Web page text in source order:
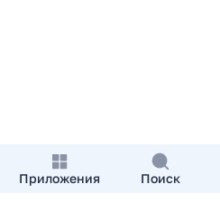
Приложения Поиск